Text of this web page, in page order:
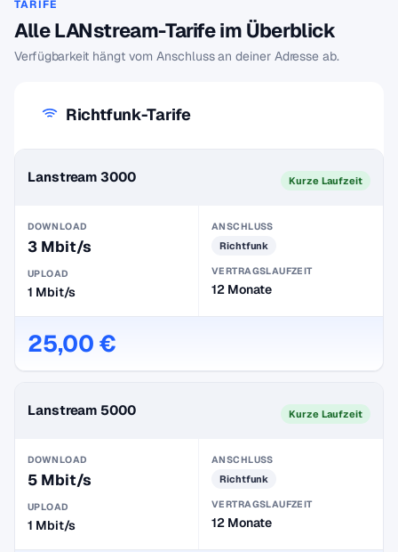
TARIFE
Alle LANstream-Tarife im Überblick
Verfügbarkeit hängt vom Anschluss an deiner Adresse ab.
Richtfunk-Tarife
Lanstream 3000 Kurze Laufzeit
DOWNLOAD
3 Mbit/s
UPLOAD
1 Mbit/s
ANSCHLUSS
Richtfunk
VERTRAGSLAUFZEIT
12 Monate
25,00 €
Lanstream 5000 Kurze Laufzeit
DOWNLOAD
5 Mbit/s
UPLOAD
1 Mbit/s
ANSCHLUSS
Richtfunk
VERTRAGSLAUFZEIT
12 Monate